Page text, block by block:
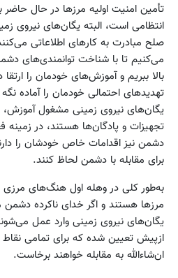
تأمین امنیت اولیه مرزها در حال
انتظامی است، البته یگان‌های نیروی
صلح مبادرت به کارهای اطلاعاتی
می‌کنیم تا با شناخت توانمندی‌های
بالا ببریم و آموزش‌های خودمان را ارتقا
تهدیدهای احتمالی خودمان را آماده
یگان‌های نیروی زمینی مشغول آموزش،
تجهیزات و پادگان‌ها هستند، در زمینه
دشمن نیز اقدامات خاص خودشان را
برای مقابله با دشمن لحاظ کنند.
به‌طور کلی در وهله اول هنگ‌های
مرزها هستند و اگر خدای ناکرده دشمن
یگان‌های نیروی زمینی وارد عمل
ازپیش تعیین شده که برای تمامی
ان‌شاء‌الله به مقابله خواهند برخاست.